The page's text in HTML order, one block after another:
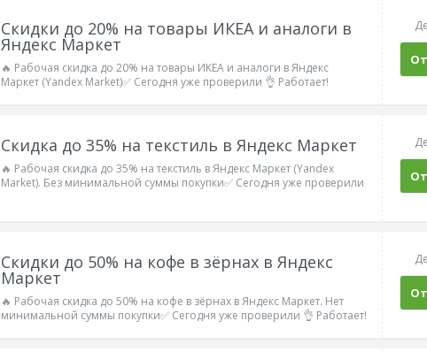
Скидки до 20% на товары ИКЕА и аналоги в
Яндекс Маркет
🔥 Рабочая скидка до 20% на товары ИКЕА и аналоги в Яндекс
Маркет (Yandex Market)✅ Сегодня уже проверили 👌 Работает!
Скидка до 35% на текстиль в Яндекс Маркет
🔥 Рабочая скидка до 35% на текстиль в Яндекс Маркет (Yandex
Market). Без минимальной суммы покупки✅ Сегодня уже проверили
Скидки до 50% на кофе в зёрнах в Яндекс
Маркет
🔥 Рабочая скидка до 50% на кофе в зёрнах в Яндекс Маркет. Нет
минимальной суммы покупки✅ Сегодня уже проверили 👌 Работает!